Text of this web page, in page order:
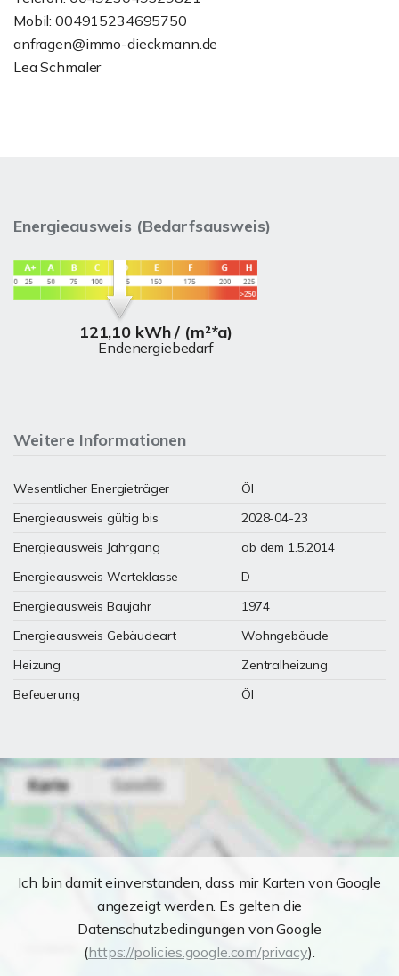
Mobil: 004915234695750
anfragen@immo-dieckmann.de
Lea Schmaler
Energieausweis (Bedarfsausweis)
121,10 kWh / (m²*a)
Endenergiebedarf
Weitere Informationen
Wesentlicher Energieträger
Öl
Energieausweis gültig bis
2028-04-23
Energieausweis Jahrgang
ab dem 1.5.2014
Energieausweis Werteklasse
D
Energieausweis Baujahr
1974
Energieausweis Gebäudeart
Wohngebäude
Heizung
Zentralheizung
Befeuerung
Öl
Ich bin damit einverstanden, dass mir Karten von Google
angezeigt werden. Es gelten die
Datenschutzbedingungen von Google
(https://policies.google.com/privacy).